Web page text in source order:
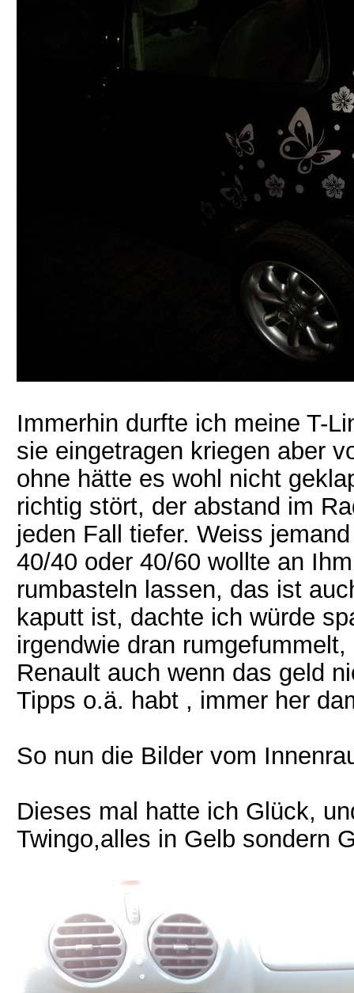
Immerhin durfte ich meine T-
sie eingetragen kriegen aber
ohne hätte es wohl nicht
richtig stört, der abstand im
jeden Fall tiefer. Weiss
40/40 oder 40/60 wollte an
rumbasteln lassen, das ist
kaputt ist, dachte ich würde
irgendwie dran
Renault auch wenn das geld
Tipps o.ä. habt , immer her
So nun die Bilder vom
Dieses mal hatte ich Glück,
Twingo,alles in Gelb sondern